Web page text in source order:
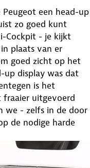
een head-up
zo goed kunt
Cockpit - je kijkt
plaats van er
goed zicht op het
up display was dat
is het
fraaier uitgevoerd
we - zelfs in de door
de nodige harde